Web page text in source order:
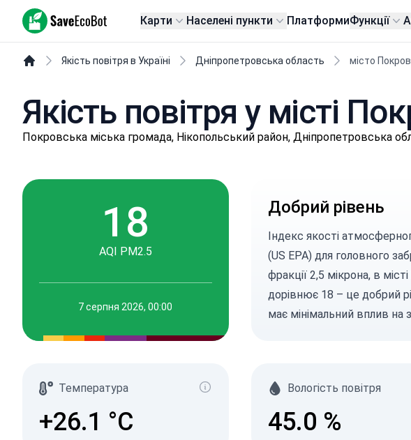
SaveEcoBot Карти Населені пункти ПлатформиФункції
Якість повітря в Україні Дніпропетровська область місто Покров
Якість повітря у місті
Пoкpoвськa міська громада, Нікопольський район, Дніпропетровська
18
AQI PM2.5
7 серпня 2026, 00:00
Добрий рівень
Індекс якості
(US EPA) для головного
фракції 2,5 мікрона, в
дорівнює 18 – це добрий
має мінімальний вплив на
Температура
+26.1 °C
Вологість повітря
45.0 %